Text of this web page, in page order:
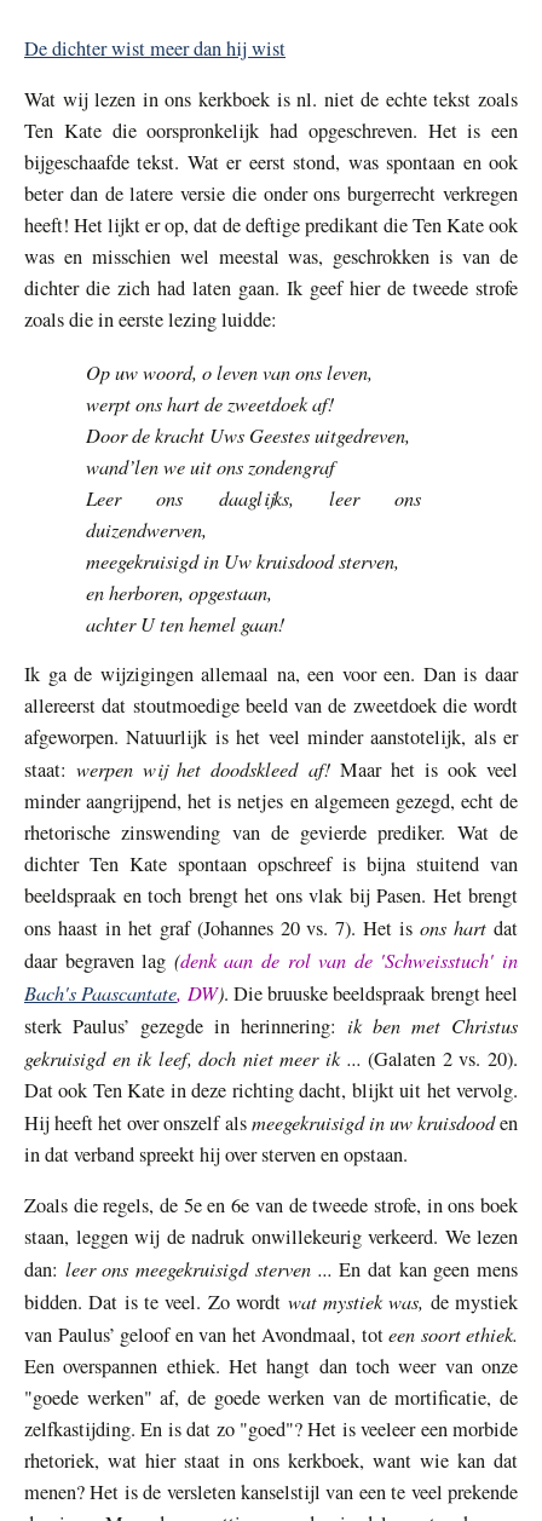
De dichter wist meer dan hij wist
Wat wij lezen in ons kerkboek is nl. niet de echte tekst zoals
Ten Kate die oorspronkelijk had opgeschreven. Het is een
bijgeschaafde tekst. Wat er eerst stond, was spontaan en ook
beter dan de latere versie die onder ons burgerrecht verkregen
heeft! Het lijkt er op, dat de deftige predikant die Ten Kate ook
was en misschien wel meestal was, geschrokken is van de
dichter die zich had laten gaan. Ik geef hier de tweede strofe
zoals die in eerste lezing luidde:
Op uw woord, o leven van ons leven,
werpt ons hart de zweetdoek af!
Door de kracht Uws Geestes uitgedreven,
wand’len we uit ons zondengraf
Leer ons daaglijks, leer ons
duizendwerven,
meegekruisigd in Uw kruisdood sterven,
en herboren, opgestaan,
achter U ten hemel gaan!
Ik ga de wijzigingen allemaal na, een voor een. Dan is daar
allereerst dat stoutmoedige beeld van de zweetdoek die wordt
afgeworpen. Natuurlijk is het veel minder aanstotelijk, als er
staat:werpen wij het doodskleed af! Maar het is ook veel
minder aangrijpend, het is netjes en algemeen gezegd, echt de
rhetorische zinswending van de gevierde prediker. Wat de
dichter Ten Kate spontaan opschreef is bijna stuitend van
beeldspraak en toch brengt het ons vlak bij Pasen. Het brengt
ons haast in het graf (Johannes 20 vs. 7). Het isons hartdat
daar begraven lag (denk aan de rol van de 'Schweisstuch' in
Bach's Paascantate, DW). Die bruuske beeldspraak brengt heel
sterk Paulus’ gezegde in herinnering: ik ben met Christus
gekruisigd en ik leef, doch niet meer ik ...(Galaten 2 vs. 20).
Dat ook Ten Kate in deze richting dacht, blijkt uit het vervolg.
Hij heeft het over onszelf alsmeegekruisigd in uw kruisdooden
in dat verband spreekt hij over sterven en opstaan.
Zoals die regels, de 5e en 6e van de tweede strofe, in ons boek
staan, leggen wij de nadruk onwillekeurig verkeerd. We lezen
dan: leer ons meegekruisigd sterven ...En dat kan geen mens
bidden. Dat is te veel. Zo wordt wat mystiek was, de mystiek
van Paulus’ geloof en van het Avondmaal, toteen soort ethiek.
Een overspannen ethiek. Het hangt dan toch weer van onze
"goede werken" af, de goede werken van de mortificatie, de
zelfkastijding. En is dat zo "goed"? Het is veeleer een morbide
rhetoriek, wat hier staat in ons kerkboek, want wie kan dat
menen? Het is de versleten kanselstijl van een te veel prekende